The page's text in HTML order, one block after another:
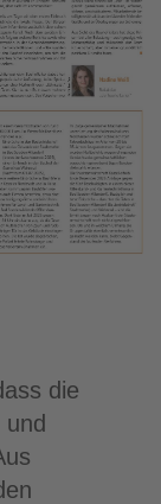
die